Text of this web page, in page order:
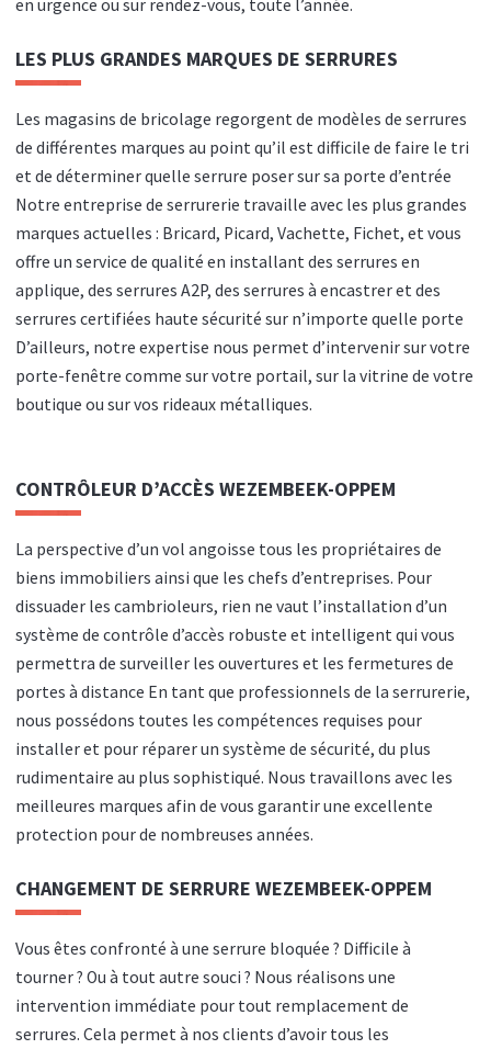
en urgence ou sur rendez-vous, toute l’année.
LES PLUS GRANDES MARQUES DE SERRURES
Les magasins de bricolage regorgent de modèles de serrures
de différentes marques au point qu’il est difficile de faire le tri
et de déterminer quelle serrure poser sur sa porte d’entrée
Notre entreprise de serrurerie travaille avec les plus grandes
marques actuelles : Bricard, Picard, Vachette, Fichet, et vous
offre un service de qualité en installant des serrures en
applique, des serrures A2P, des serrures à encastrer et des
serrures certifiées haute sécurité sur n’importe quelle porte
D’ailleurs, notre expertise nous permet d’intervenir sur votre
porte-fenêtre comme sur votre portail, sur la vitrine de votre
boutique ou sur vos rideaux métalliques.
CONTRÔLEUR D’ACCÈS WEZEMBEEK-OPPEM
La perspective d’un vol angoisse tous les propriétaires de
biens immobiliers ainsi que les chefs d’entreprises. Pour
dissuader les cambrioleurs, rien ne vaut l’installation d’un
système de contrôle d’accès robuste et intelligent qui vous
permettra de surveiller les ouvertures et les fermetures de
portes à distance En tant que professionnels de la serrurerie,
nous possédons toutes les compétences requises pour
installer et pour réparer un système de sécurité, du plus
rudimentaire au plus sophistiqué. Nous travaillons avec les
meilleures marques afin de vous garantir une excellente
protection pour de nombreuses années.
CHANGEMENT DE SERRURE WEZEMBEEK-OPPEM
Vous êtes confronté à une serrure bloquée ? Difficile à
tourner ? Ou à tout autre souci ? Nous réalisons une
intervention immédiate pour tout remplacement de
serrures. Cela permet à nos clients d’avoir tous les